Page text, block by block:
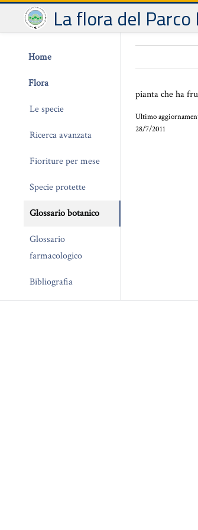
La flora del
Home
Flora
Le specie
Ricerca avanzata
Fioriture per mese
Specie protette
Glossario botanico
Glossario
farmacologico
Bibliografia
pianta che ha
Ultimo
28/7/2011